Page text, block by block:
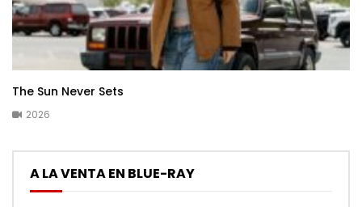
The Sun Never Sets
2026
A LA VENTA EN BLUE-RAY